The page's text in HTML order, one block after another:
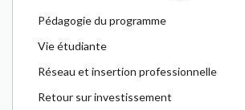
Pédagogie du programme
Vie étudiante
Réseau et insertion professionnelle
Retour sur investissement